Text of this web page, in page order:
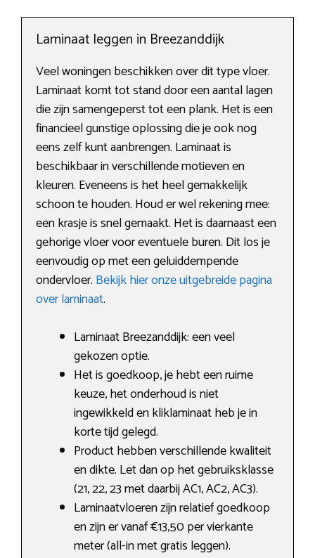
Laminaat leggen in Breezanddijk
Veel woningen beschikken over dit type vloer.
Laminaat komt tot stand door een aantal lagen
die zijn samengeperst tot een plank. Het is een
financieel gunstige oplossing die je ook nog
eens zelf kunt aanbrengen. Laminaat is
beschikbaar in verschillende motieven en
kleuren. Eveneens is het heel gemakkelijk
schoon te houden. Houd er wel rekening mee:
een krasje is snel gemaakt. Het is daarnaast een
gehorige vloer voor eventuele buren. Dit los je
eenvoudig op met een geluiddempende
ondervloer. Bekijk hier onze uitgebreide pagina
over laminaat.
Laminaat Breezanddijk: een veel
gekozen optie.
Het is goedkoop, je hebt een ruime
keuze, het onderhoud is niet
ingewikkeld en kliklaminaat heb je in
korte tijd gelegd.
Product hebben verschillende kwaliteit
en dikte. Let dan op het gebruiksklasse
(21, 22, 23 met daarbij AC1, AC2, AC3).
Laminaatvloeren zijn relatief goedkoop
en zijn er vanaf €13,50 per vierkante
meter (all-in met gratis leggen).